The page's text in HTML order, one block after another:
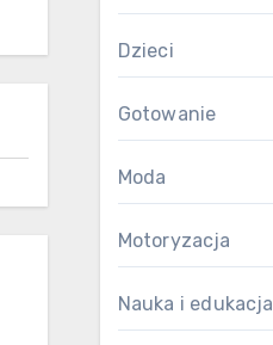
Dzieci
Gotowanie
Moda
Motoryzacja
Nauka i edukacja